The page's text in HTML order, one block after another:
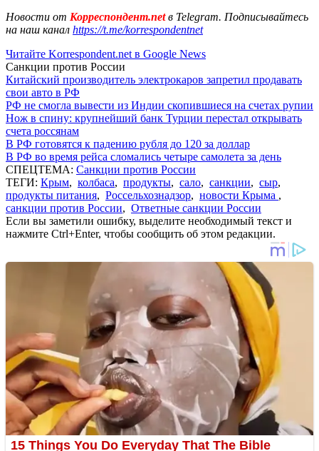
Новости от Корреспондент.netв Telegram. Подписывайтесь
на наш канал https://t.me/korrespondentnet
Читайте Korrespondent.net в Google News
Санкции против России
Китайский производитель электрокаров запретил продавать
свои авто в РФ
РФ не смогла вывести из Индии скопившиеся на счетах рупии
Нож в спину: крупнейший банк Турции перестал открывать
счета россянам
В РФ готовятся к падению рубля до 120 за доллар
В РФ во время рейса сломались четыре самолета за день
СПЕЦТЕМА: Санкции против России
ТЕГИ: Крым, колбаса, продукты, сало, санкции, сыр,
продукты питания, Россельхознадзор, новости Крыма ,
санкции против России, Ответные санкции России
Если вы заметили ошибку, выделите необходимый текст и
нажмите Ctrl+Enter, чтобы сообщить об этом редакции.